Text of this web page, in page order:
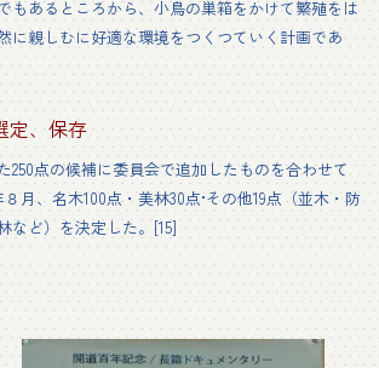
もあるところから、小鳥の巣箱をかけて繁殖をは
に親しむに好適な環境をつくつていく計画であ
定、保存
250点の候補に委員会で追加したものを合わせて
月、名木100点・美林30点•その他19点（並木・防
など）を決定した。[15]